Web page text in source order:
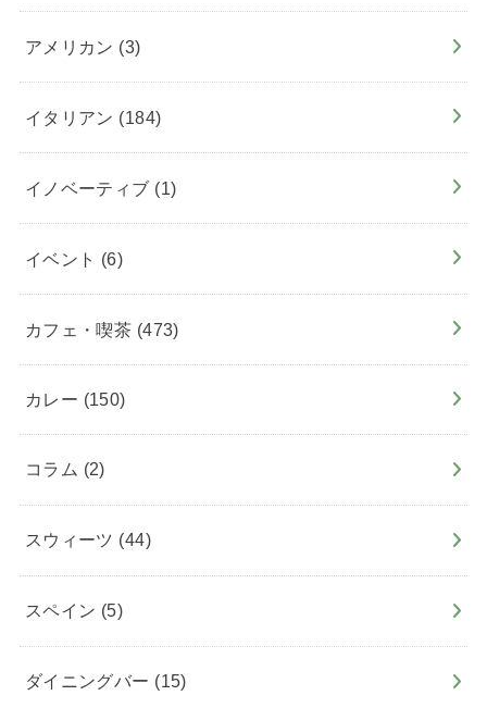
アメリカン (3)
イタリアン (184)
イノベーティブ (1)
イベント (6)
カフェ・喫茶 (473)
カレー (150)
コラム (2)
スウィーツ (44)
スペイン (5)
ダイニングバー (15)